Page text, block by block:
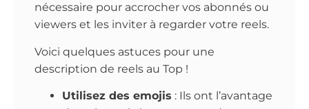
nécessaire pour accrocher vos abonnés ou
viewers et les inviter à regarder votre reels.
Voici quelques astuces pour une
description de reels au Top !
Utilisez des emojis : Ils ont l’avantage